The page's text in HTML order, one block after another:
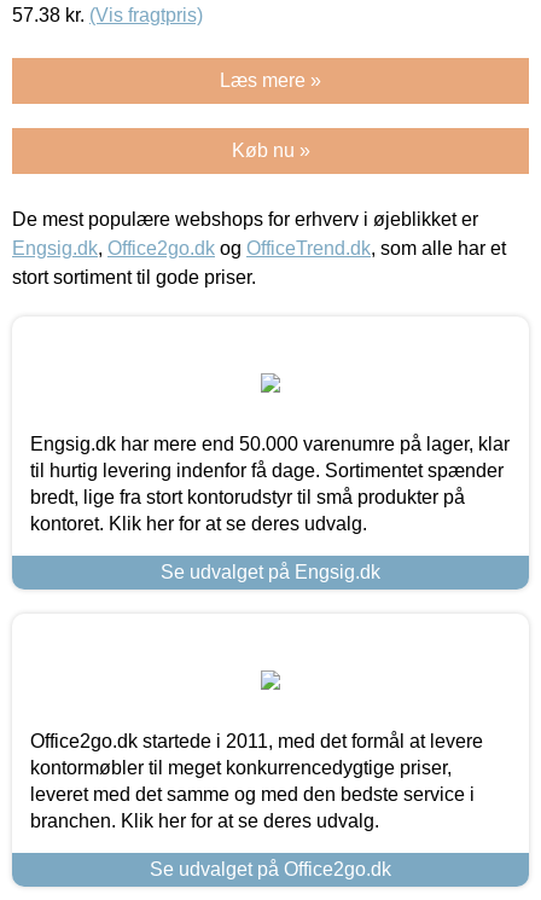
57.38 kr. (Vis fragtpris)
Læs mere »
Køb nu »
De mest populære webshops for erhverv i øjeblikket er
Engsig.dk, Office2go.dk og OfficeTrend.dk, som alle har et
stort sortiment til gode priser.
Engsig.dk har mere end 50.000 varenumre på lager, klar
til hurtig levering indenfor få dage. Sortimentet spænder
bredt, lige fra stort kontorudstyr til små produkter på
kontoret. Klik her for at se deres udvalg.
Se udvalget på Engsig.dk
Office2go.dk startede i 2011, med det formål at levere
kontormøbler til meget konkurrencedygtige priser,
leveret med det samme og med den bedste service i
branchen. Klik her for at se deres udvalg.
Se udvalget på Office2go.dk